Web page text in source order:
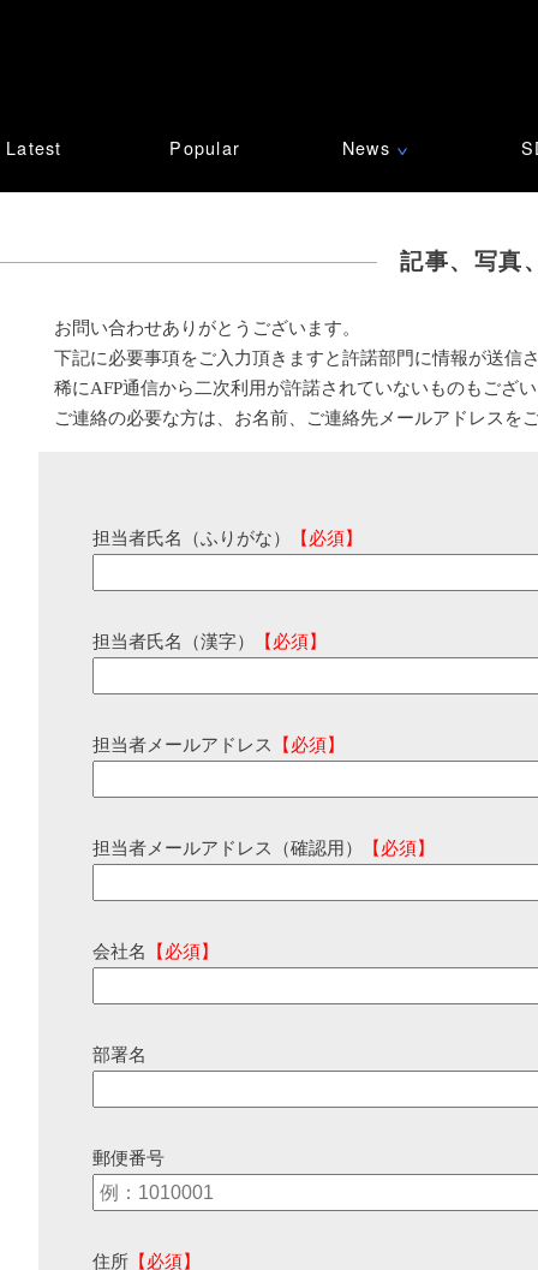
Latest Popular News ∨
記事、写真
お問い合わせありがとうございます。
下記に必要事項をご入力頂きますと許諾部門に情報が送信
稀にAFP通信から二次利用が許諾されていないものもござ
ご連絡の必要な方は、お名前、ご連絡先メールアドレスを
担当者氏名（ふりがな） 【必須】
担当者氏名（漢字） 【必須】
担当者メールアドレス 【必須】
担当者メールアドレス（確認用） 【必須】
会社名 【必須】
部署名
郵便番号
住所 【必須】